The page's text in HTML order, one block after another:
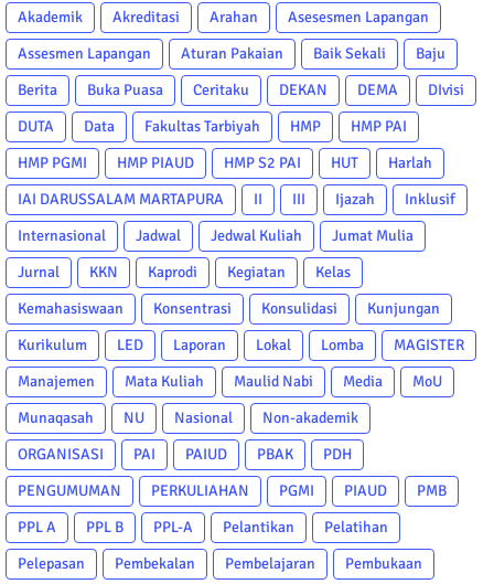
Akademik
Akreditasi Arahan
Asesesmen Lapangan
Assesmen Lapangan
Aturan Pakaian Baik Sekali
Baju
Berita
Buka Puasa Ceritaku DEKAN DEMA
DIvisi
DUTA
Data Fakultas Tarbiyah HMP
HMP PAI
HMP PGMI
HMP PIAUD HMP S2 PAI HUT
Harlah
IAI DARUSSALAM MARTAPURA
II III Ijazah
Inklusif
Internasional
Jadwal Jedwal Kuliah
Jumat Mulia
Jurnal
KKN Kaprodi Kegiatan
Kelas
Kemahasiswaan
Konsentrasi Konsulidasi
Kunjungan
Kurikulum
LED Laporan Lokal Lomba
MAGISTER
Manajemen
Mata Kuliah Maulid Nabi Media
MoU
Munaqasah
NU Nasional
Non-akademik
ORGANISASI
PAI PAIUD PBAK
PDH
PENGUMUMAN
PERKULIAHAN PGMI PIAUD
PMB
PPL A
PPL B PPL-A Pelantikan
Pelatihan
Pelepasan
Pembekalan Pembelajaran
Pembukaan